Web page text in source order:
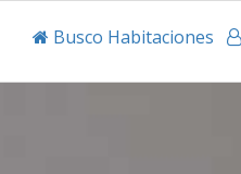
Busco Habitaciones